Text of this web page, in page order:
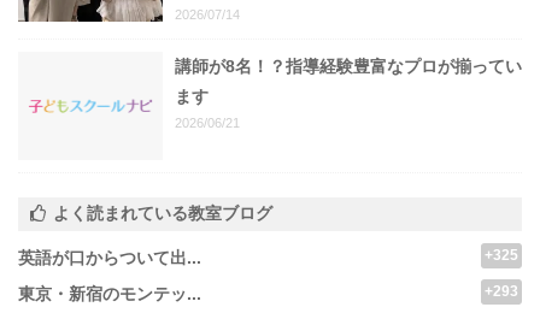
2026/07/14
講師が8名！？指導経験豊富なプロが揃ってい
ます
2026/06/21
よく読まれている教室ブログ
英語が口からついて出... +325
東京・新宿のモンテッ... +293